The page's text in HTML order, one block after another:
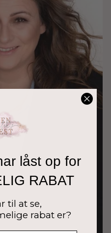
låst op for
RABAT
til at se,
rabat er?